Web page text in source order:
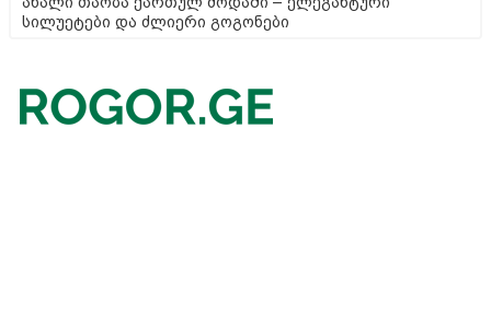
სილუეტები და ძლიერი გოგონები